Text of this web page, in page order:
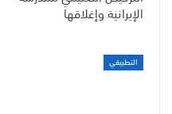
الإيرانية وإغلاقها
التطبيقي